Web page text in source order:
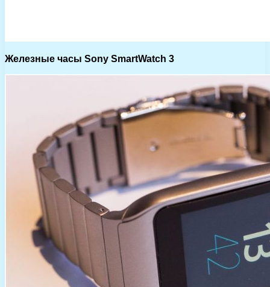
Железные часы Sony SmartWatch 3